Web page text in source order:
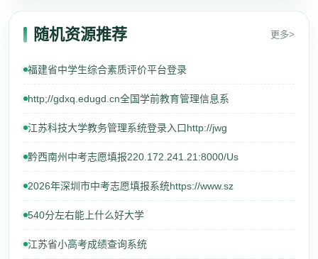
随机资源推荐 更多>
福建省中学生综合素质评价平台登录
http;//gdxq.edugd.cn全国学前教育管理信息系
江苏科技大学教务管理系统登录入口http://jwg
黔西南州中考志愿填报220.172.241.21:8000/Us
2026年深圳市中考志愿填报系统https://www.sz
540分左右能上什么好大学
江苏省小高考成绩查询系统